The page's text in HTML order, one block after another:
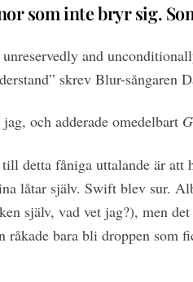
som inte bryr sig.
unreservedly and
skrev Blur-sångaren
och adderade omedelbart
detta fåniga uttalande är att
låtar själv. Swift blev sur.
själv, vad vet jag?), men
råkade bara bli droppen som